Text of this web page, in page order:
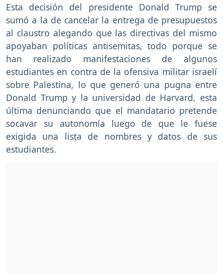
Esta decisión del presidente Donald Trump se
sumó a la de cancelar la entrega de presupuestos
al claustro alegando que las directivas del mismo
apoyaban políticas antisemitas, todo porque se
han realizado manifestaciones de algunos
estudiantes en contra de la ofensiva militar israelí
sobre Palestina, lo que generó una pugna entre
Donald Trump y la universidad de Harvard, esta
última denunciando que el mandatario pretende
socavar su autonomía luego de que le fuese
exigida una lista de nombres y datos de sus
estudiantes.